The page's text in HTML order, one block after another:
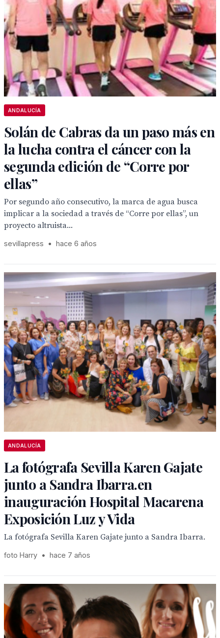
ANDALUCÍA
Solán de Cabras da un paso más en
la lucha contra el cáncer con la
segunda edición de “Corre por
ellas”
Por segundo año consecutivo, la marca de agua busca
implicar a la sociedad a través de “Corre por ellas”, un
proyecto altruista...
sevillapress • hace 6 años
ANDALUCÍA
La fotógrafa Sevilla Karen Gajate
junto a Sandra Ibarra.en
inauguración Hospital Macarena
Exposición Luz y Vida
La fotógrafa Sevilla Karen Gajate junto a Sandra Ibarra.
foto Harry • hace 7 años